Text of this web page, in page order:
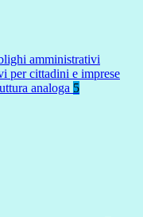
amministrativi
per cittadini e imprese
analoga 5